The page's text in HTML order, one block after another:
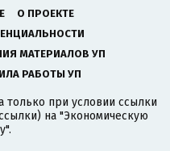
О ПРОЕКТЕ
МАТЕРИАЛОВ УП
РАБОТЫ УП
только при условии ссылки
на "Экономическую